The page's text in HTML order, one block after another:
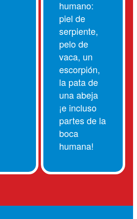
humano:
piel de
serpiente,
pelo de
vaca, un
escorpión,
la pata de
una abeja
¡e incluso
partes de la
boca
humana!